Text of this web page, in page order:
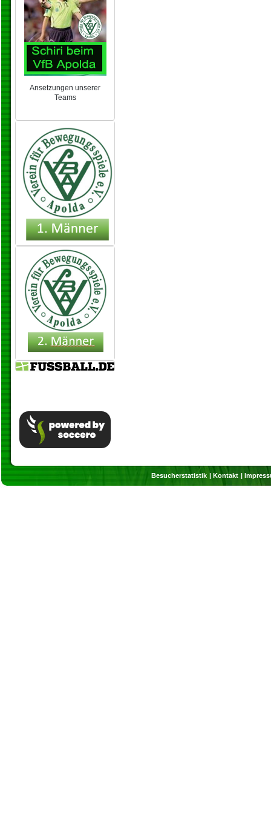
Ansetzungen unserer
Teams
Besucherstatistik Kontakt